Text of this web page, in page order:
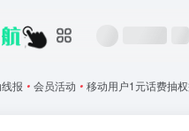
报 • 会员活动 • 移动用户1元话费抽